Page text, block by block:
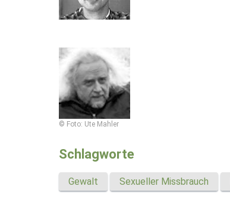
© Foto: Ute Mahler
Schlagworte
Gewalt Sexueller Missbrauch